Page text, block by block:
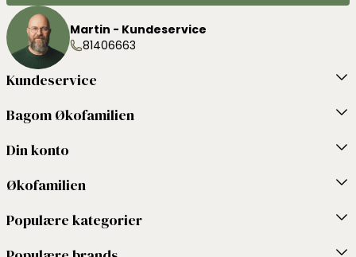
Martin - Kundeservice
81406663
Kundeservice
Bagom Økofamilien
Din konto
Økofamilien
Populære kategorier